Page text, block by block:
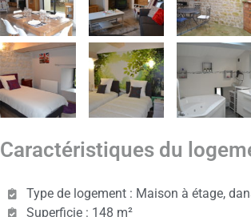
Caractéristiques du
Type de logement : Maison à étage,
Superficie : 148 m²